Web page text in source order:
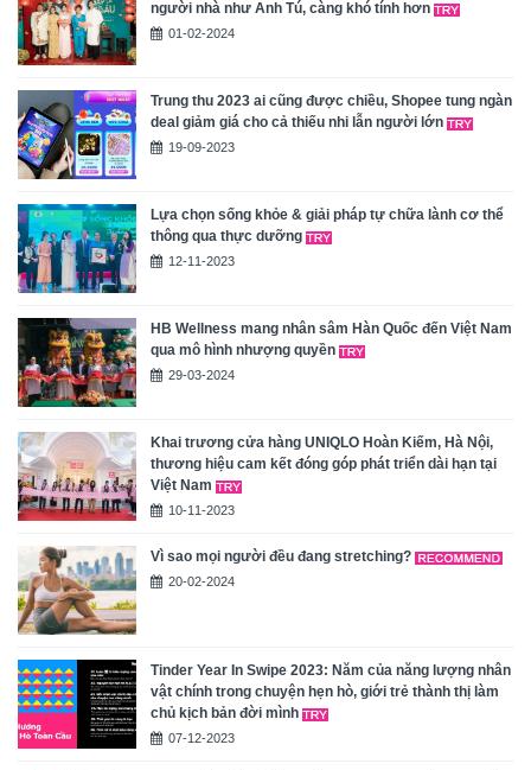
người nhà như Anh Tú, càng khó tính hơn
01-02-2024
Trung thu 2023 ai cũng được chiều, Shopee tung ngàn
deal giảm giá cho cả thiếu nhi lẫn người lớn
19-09-2023
Lựa chọn sống khỏe & giải pháp tự chữa lành cơ thể
thông qua thực dưỡng
12-11-2023
HB Wellness mang nhân sâm Hàn Quốc đến Việt Nam
qua mô hình nhượng quyền
29-03-2024
Khai trương cửa hàng UNIQLO Hoàn Kiếm, Hà Nội,
thương hiệu cam kết đóng góp phát triển dài hạn tại
Việt Nam
10-11-2023
Vì sao mọi người đều đang stretching?
20-02-2024
Tinder Year In Swipe 2023: Năm của năng lượng nhân
vật chính trong chuyện hẹn hò, giới trẻ thành thị làm
chủ kịch bản đời mình
07-12-2023